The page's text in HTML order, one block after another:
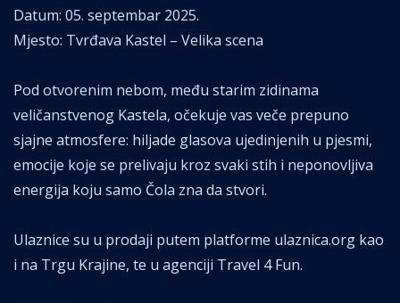
Datum: 05. septembar 2025.
Mjesto: Tvrđava Kastel – Velika scena
Pod otvorenim nebom, među starim zidinama
veličanstvenog Kastela, očekuje vas veče prepuno
sjajne atmosfere: hiljade glasova ujedinjenih u pjesmi,
emocije koje se prelivaju kroz svaki stih i neponovljiva
energija koju samo Čola zna da stvori.
Ulaznice su u prodaji putem platforme ulaznica.org kao
i na Trgu Krajine, te u agenciji Travel 4 Fun.